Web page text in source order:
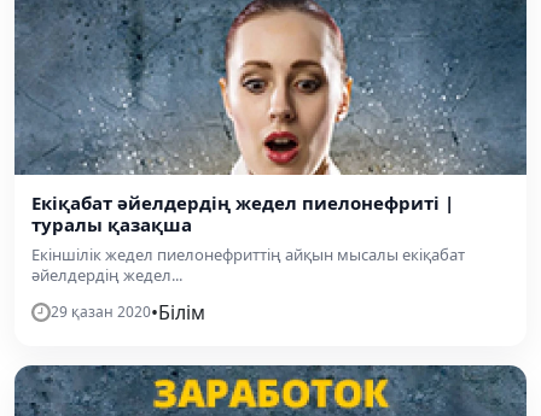
Екіқабат әйелдердің жедел пиелонефриті |
туралы қазақша
Екіншілік жедел пиелонефриттің айқын мысалы екіқабат
әйелдердің жедел...
29 қазан 2020•Білім